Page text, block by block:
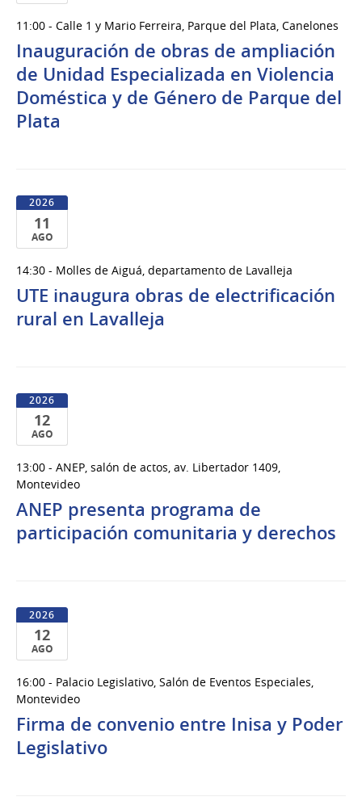
de
Ago
del
2026
11:00 - Calle 1 y Mario Ferreira, Parque del Plata, Canelones
Inauguración de obras de ampliación
de Unidad Especializada en Violencia
Doméstica y de Género de Parque del
Plata
2026
11
AGO
de
Ago
del
14:30 - Molles de Aiguá, departamento de Lavalleja
UTE inaugura obras de electrificación
rural en Lavalleja
2026
12
AGO
de
Ago
del
2026
13:00 - ANEP, salón de actos, av. Libertador 1409,
Montevideo
ANEP presenta programa de
participación comunitaria y derechos
2026
12
AGO
de
Ago
del
2026
16:00 - Palacio Legislativo, Salón de Eventos Especiales,
Montevideo
Firma de convenio entre Inisa y Poder
Legislativo